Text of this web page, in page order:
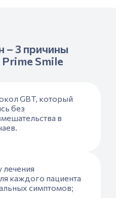
– 3 причины
Prime Smile
GBT, который
без
в
каждого пациента
симптомов;